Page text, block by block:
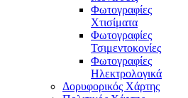
Φωτογραφίες
Χτισίματα
Φωτογραφίες
Τσιμεντοκονίες
Φωτογραφίες
Ηλεκτρολογικά
Δορυφορικός Χάρτης